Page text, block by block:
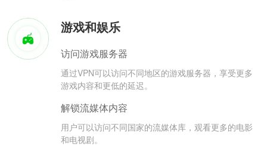
游戏和娱乐
访问游戏服务器
通过VPN可以访问不同地区的游戏服务器，享受更多
游戏内容和更低的延迟。
解锁流媒体内容
用户可以访问不同国家的流媒体库，观看更多的电影
和电视剧。